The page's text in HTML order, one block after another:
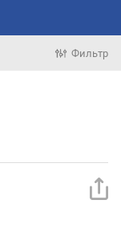
Фильтр